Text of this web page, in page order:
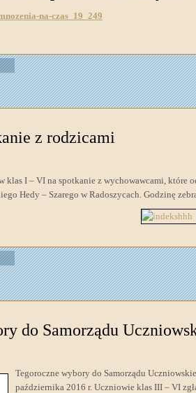
na-czas_19_249
z rodzicami
klas I – VI na spotkanie z wychowawcami, które
Hedy – Szarego w Radoszycach. Godzinę
do Samorządu
Tegoroczne wybory do Samorządu
października 2016 r. Uczniowie klas III – VI